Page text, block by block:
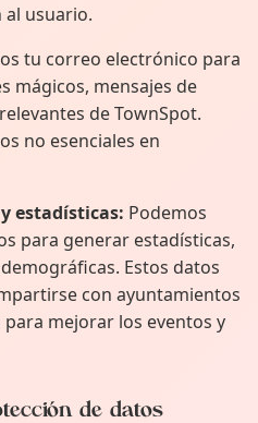
al usuario.
tu correo electrónico para
mágicos, mensajes de
de TownSpot.
no esenciales en
estadísticas: Podemos
para generar estadísticas,
Estos datos
con ayuntamientos
mejorar los eventos y
de datos